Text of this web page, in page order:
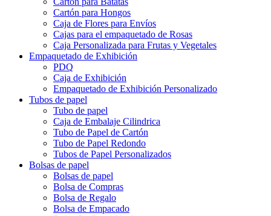
Cartón para Hongos
Caja de Flores para Envíos
Cajas para el empaquetado de Rosas
Caja Personalizada para Frutas y Vegetales
Empaquetado de Exhibición
PDQ
Caja de Exhibición
Empaquetado de Exhibición Personalizado
Tubos de papel
Tubo de papel
Caja de Embalaje Cilindrica
Tubo de Papel de Cartón
Tubo de Papel Redondo
Tubos de Papel Personalizados
Bolsas de papel
Bolsas de papel
Bolsa de Compras
Bolsa de Regalo
Bolsa de Empacado